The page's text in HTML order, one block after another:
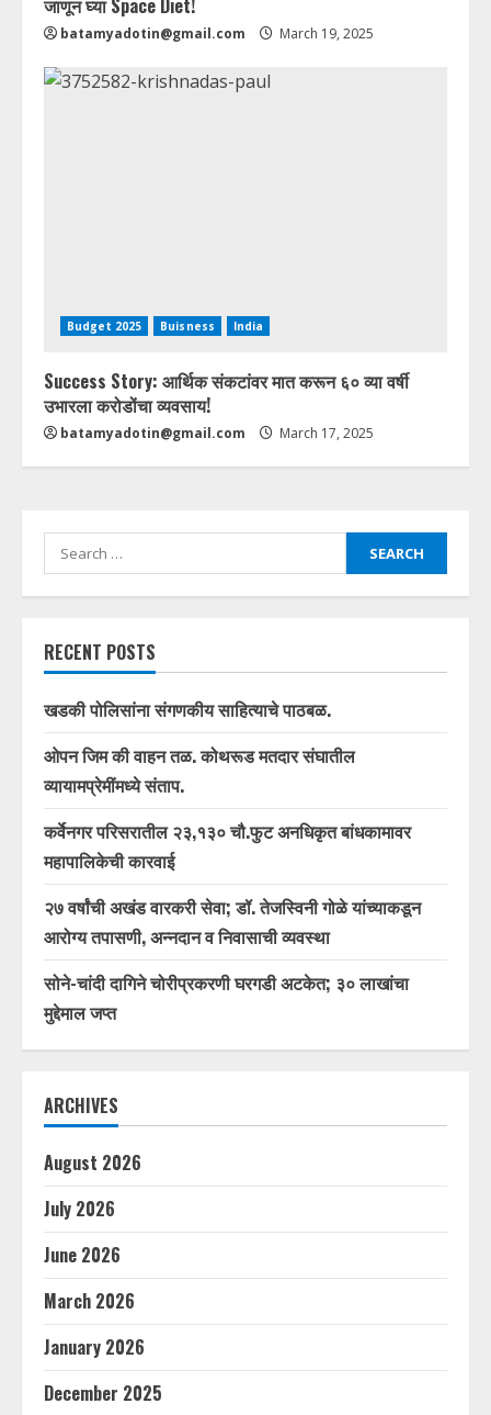
जाणून घ्या Space Diet!
batamyadotin@gmail.com March 19, 2025
Budget 2025 Buisness India
Success Story: आर्थिक संकटांवर मात करून ६० व्या वर्षी
उभारला करोडोंचा व्यवसाय!
batamyadotin@gmail.com March 17, 2025
Search
for:
RECENT POSTS
खडकी पोलिसांना संगणकीय साहित्याचे पाठबळ.
ओपन जिम की वाहन तळ. कोथरूड मतदार संघातील
व्यायामप्रेमींमध्ये संताप.
कर्वेनगर परिसरातील २३,१३० चौ.फुट अनधिकृत बांधकामावर
महापालिकेची कारवाई
२७ वर्षांची अखंड वारकरी सेवा; डॉ. तेजस्विनी गोळे यांच्याकडून
आरोग्य तपासणी, अन्नदान व निवासाची व्यवस्था
सोने-चांदी दागिने चोरीप्रकरणी घरगडी अटकेत; ३० लाखांचा
मुद्देमाल जप्त
ARCHIVES
August 2026
July 2026
June 2026
March 2026
January 2026
December 2025